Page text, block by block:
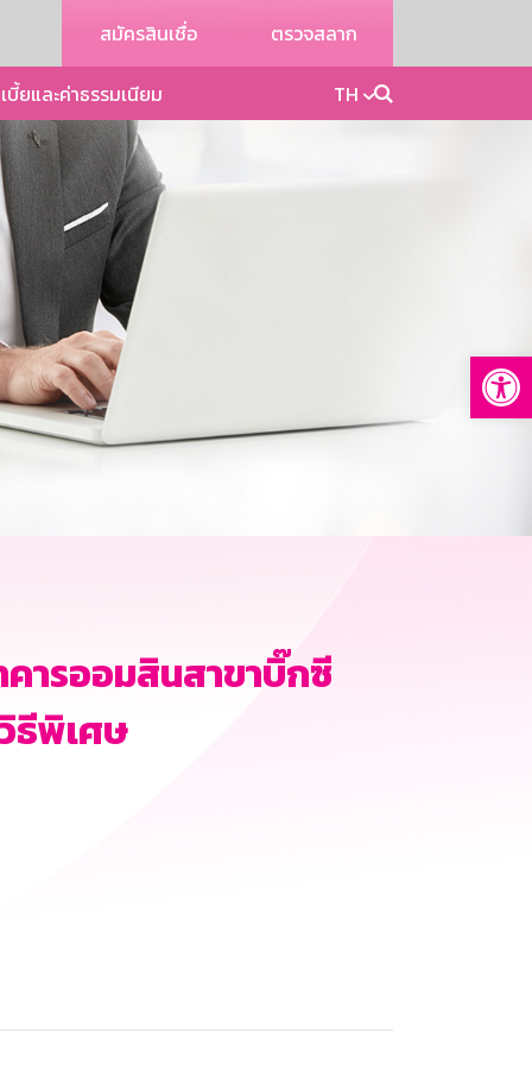
สมัครสินเชื่อ ตรวจสลาก
บี้ยและค่าธรรมเนียม TH
คารออมสินสาขาบิ๊กซี
ธีพิเศษ